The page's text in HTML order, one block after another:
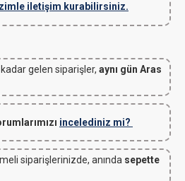
iletişim kurabilirsiniz.
gelen siparişler, aynı gün Aras
incelediniz mi?
siparişlerinizde, anında sepette